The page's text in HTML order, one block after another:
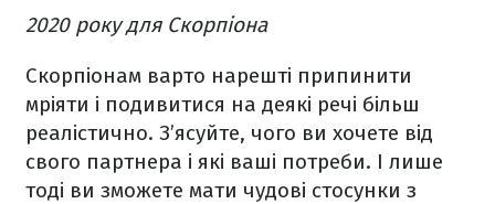
2020 року для Скорпіона
Скорпіонам варто нарешті припинити
мріяти і подивитися на деякі речі більш
реалістично. З’ясуйте, чого ви хочете від
свого партнера і які ваші потреби. І лише
тоді ви зможете мати чудові стосунки з